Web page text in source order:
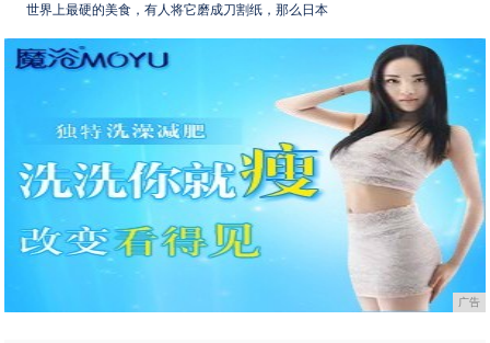
世界上最硬的美食，有人将它磨成刀割纸，那么日本
广告